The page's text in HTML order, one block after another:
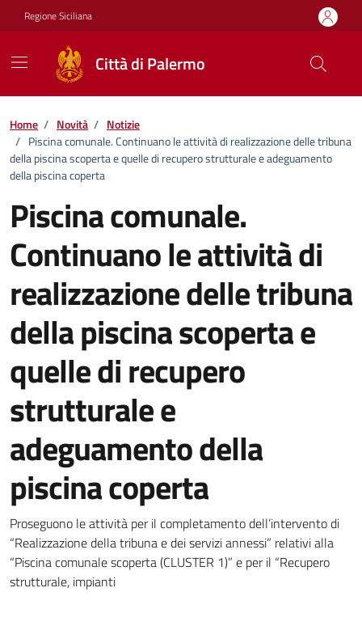
Vai ai contenuti
Vai al footer
Regione Siciliana
Città di Palermo
Home / Novità / Notizie
/ Piscina comunale. Continuano le attività di realizzazione delle tribuna
della piscina scoperta e quelle di recupero strutturale e adeguamento
della piscina coperta
Piscina comunale.
Continuano le attività di
realizzazione delle tribuna
della piscina scoperta e
quelle di recupero
strutturale e
adeguamento della
piscina coperta
Dettagli della notizia
Proseguono le attività per il completamento dell’intervento di
“Realizzazione della tribuna e dei servizi annessi” relativi alla
“Piscina comunale scoperta (CLUSTER 1)” e per il “Recupero
strutturale, impianti